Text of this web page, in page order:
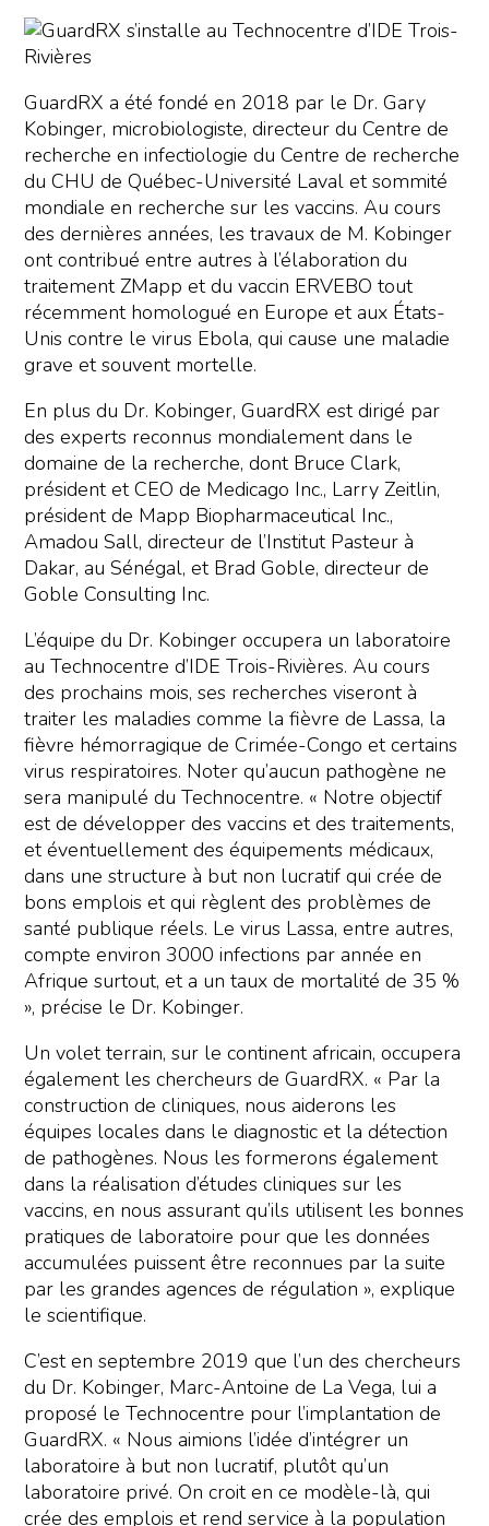
GuardRX a été fondé en 2018 par le Dr. Gary
Kobinger, microbiologiste, directeur du Centre de
recherche en infectiologie du Centre de recherche
du CHU de Québec-Université Laval et sommité
mondiale en recherche sur les vaccins. Au cours
des dernières années, les travaux de M. Kobinger
ont contribué entre autres à l’élaboration du
traitement ZMapp et du vaccin ERVEBO tout
récemment homologué en Europe et aux États-
Unis contre le virus Ebola, qui cause une maladie
grave et souvent mortelle.
En plus du Dr. Kobinger, GuardRX est dirigé par
des experts reconnus mondialement dans le
domaine de la recherche, dont Bruce Clark,
président et CEO de Medicago Inc., Larry Zeitlin,
président de Mapp Biopharmaceutical Inc.,
Amadou Sall, directeur de l’Institut Pasteur à
Dakar, au Sénégal, et Brad Goble, directeur de
Goble Consulting Inc.
L’équipe du Dr. Kobinger occupera un laboratoire
au Technocentre d’IDE Trois-Rivières. Au cours
des prochains mois, ses recherches viseront à
traiter les maladies comme la fièvre de Lassa, la
fièvre hémorragique de Crimée-Congo et certains
virus respiratoires. Noter qu’aucun pathogène ne
sera manipulé du Technocentre. « Notre objectif
est de développer des vaccins et des traitements,
et éventuellement des équipements médicaux,
dans une structure à but non lucratif qui crée de
bons emplois et qui règlent des problèmes de
santé publique réels. Le virus Lassa, entre autres,
compte environ 3000 infections par année en
Afrique surtout, et a un taux de mortalité de 35 %
», précise le Dr. Kobinger.
Un volet terrain, sur le continent africain, occupera
également les chercheurs de GuardRX. « Par la
construction de cliniques, nous aiderons les
équipes locales dans le diagnostic et la détection
de pathogènes. Nous les formerons également
dans la réalisation d’études cliniques sur les
vaccins, en nous assurant qu’ils utilisent les bonnes
pratiques de laboratoire pour que les données
accumulées puissent être reconnues par la suite
par les grandes agences de régulation », explique
le scientifique.
C’est en septembre 2019 que l’un des chercheurs
du Dr. Kobinger, Marc-Antoine de La Vega, lui a
proposé le Technocentre pour l’implantation de
GuardRX. « Nous aimions l’idée d’intégrer un
laboratoire à but non lucratif, plutôt qu’un
laboratoire privé. On croit en ce modèle-là, qui
crée des emplois et rend service à la population